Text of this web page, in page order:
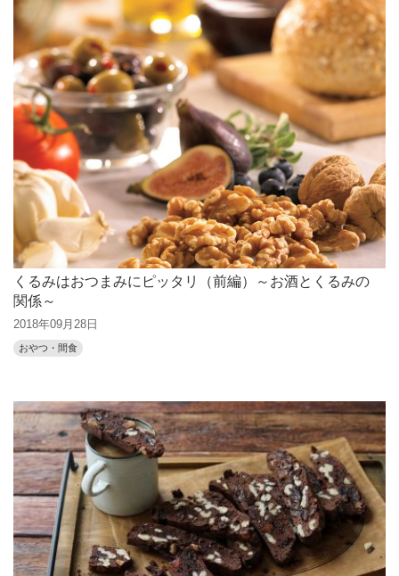
くるみはおつまみにピッタリ（前編）～お酒とくるみの
関係～
2018年09月28日
おやつ・間食